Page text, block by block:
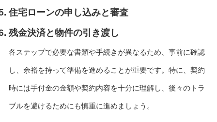
住宅ローンの申し込みと審査
残金決済と物件の引き渡し
各ステップで必要な書類や手続きが異なるため、事前に確認
し、余裕を持って準備を進めることが重要です。特に、契約
時には手付金の金額や契約内容を十分に理解し、後々のトラ
ブルを避けるためにも慎重に進めましょう。